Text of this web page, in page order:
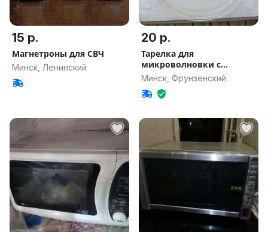
15 р.
Магнетроны для СВЧ
Минск, Ленинский
20 р.
Тарелка для
микроволновки с
подставкой
Минск, Фрунзенский